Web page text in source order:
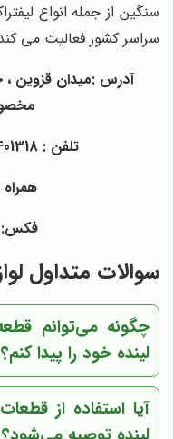
سنگین از جمله انواع
سراسر کشور فعالیت می
آدرس :میدان قزوین ،
تلفن : 02155401318 - 02155410717
همراه :
فکس: 55409784-021
سوالات متداول
چگونه می‌توانم
لینده خود را پیدا کنم؟
آیا استفاده از